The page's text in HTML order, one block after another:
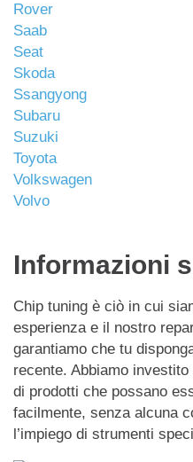
Rover
Saab
Seat
Skoda
Ssangyong
Subaru
Suzuki
Toyota
Volkswagen
Volvo
Informazioni
Chip tuning è ciò in cui
esperienza e il nostro
garantiamo che tu
recente. Abbiamo
di prodotti che possano
facilmente, senza alcuna
l’impiego di strumenti